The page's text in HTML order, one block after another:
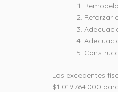
Reforzar
Los excedentes
$1.019.764.000